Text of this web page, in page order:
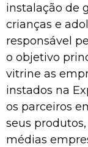
instalação de
crianças e
responsável
o objetivo
vitrine as
instados na
os parceiros
seus
médias